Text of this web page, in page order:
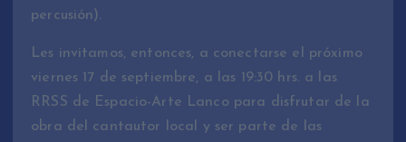
percusión).
Les invitamos, entonces, a conectarse el próximo
viernes 17 de septiembre, a las 19:30 hrs. a las
RRSS de Espacio-Arte Lanco para disfrutar de la
obra del cantautor local y ser parte de las